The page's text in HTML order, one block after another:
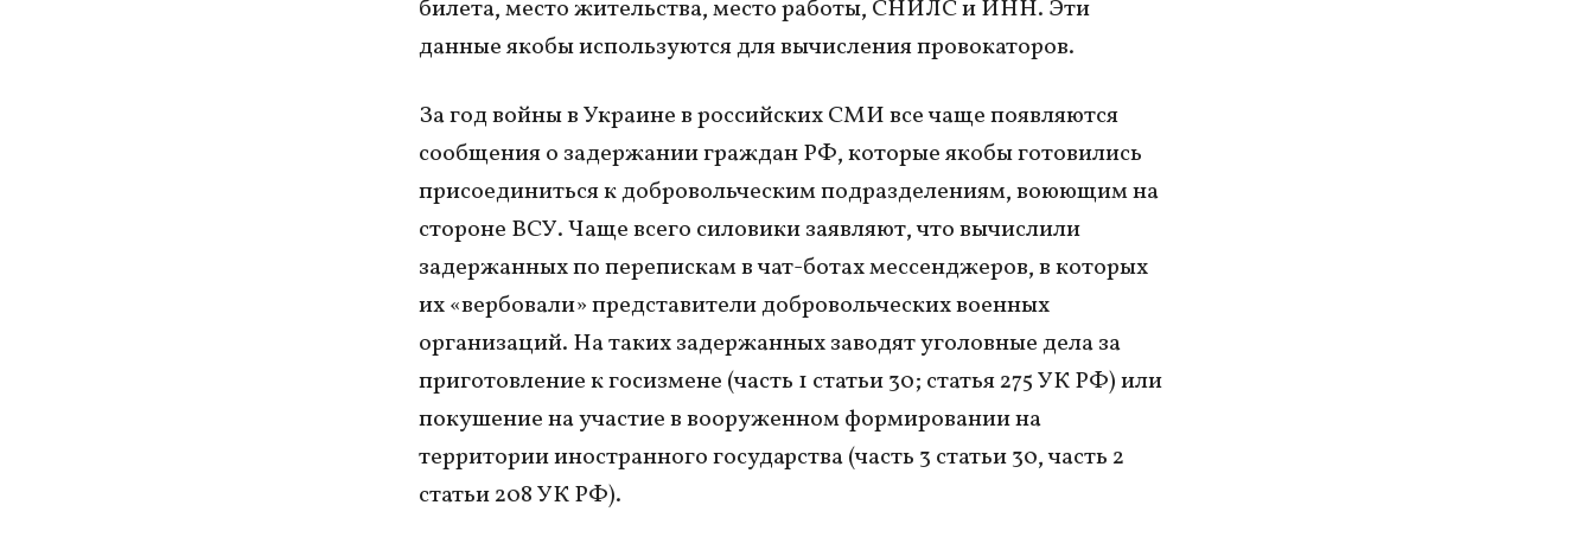
билета, место жительства, место работы, СНИЛС и ИНН. Эти
данные якобы используются для вычисления провокаторов.
За год войны в Украине в российских СМИ все чаще появляются
сообщения о задержании граждан РФ, которые якобы готовились
присоединиться к добровольческим подразделениям, воюющим на
стороне ВСУ. Чаще всего силовики заявляют, что вычислили
задержанных по перепискам в чат-ботах мессенджеров, в которых
их «вербовали» представители добровольческих военных
организаций. На таких задержанных заводят уголовные дела за
приготовление к госизмене (часть 1 статьи 30; статья 275 УК РФ) или
покушение на участие в вооруженном формировании на
территории иностранного государства (часть 3 статьи 30, часть 2
статьи 208 УК РФ).